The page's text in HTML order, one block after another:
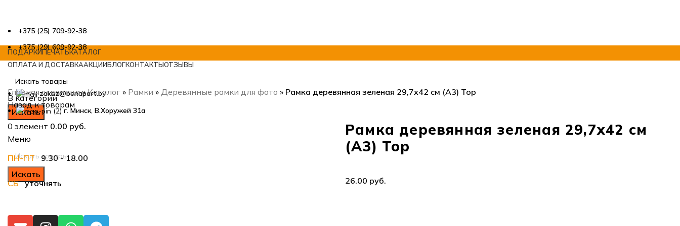
+375 (25) 709-92-38
+375 (29) 609-92-38
zakaz@bonapart.by
г. Минск, В.Хоружей 31а
ПН-ПТ9.30 - 18.00
СБуточнять
ПОДАРКИПЕЧАТЬКАТАЛОГ
ОПЛАТА И ДОСТАВКААКЦИИБЛОГКОНТАКТЫОТЗЫВЫ
В категории
Искать
0 элемент 0.00 руб.
Меню
Искать
Главная страница»Каталог » Рамки » Деревянные рамки для фото » Рамка деревянная зеленая 29,7х42 см (А3) Тор
Назад к товарам
Рамка деревянная зеленая 29,7х42 см
(А3) Тор
руб.